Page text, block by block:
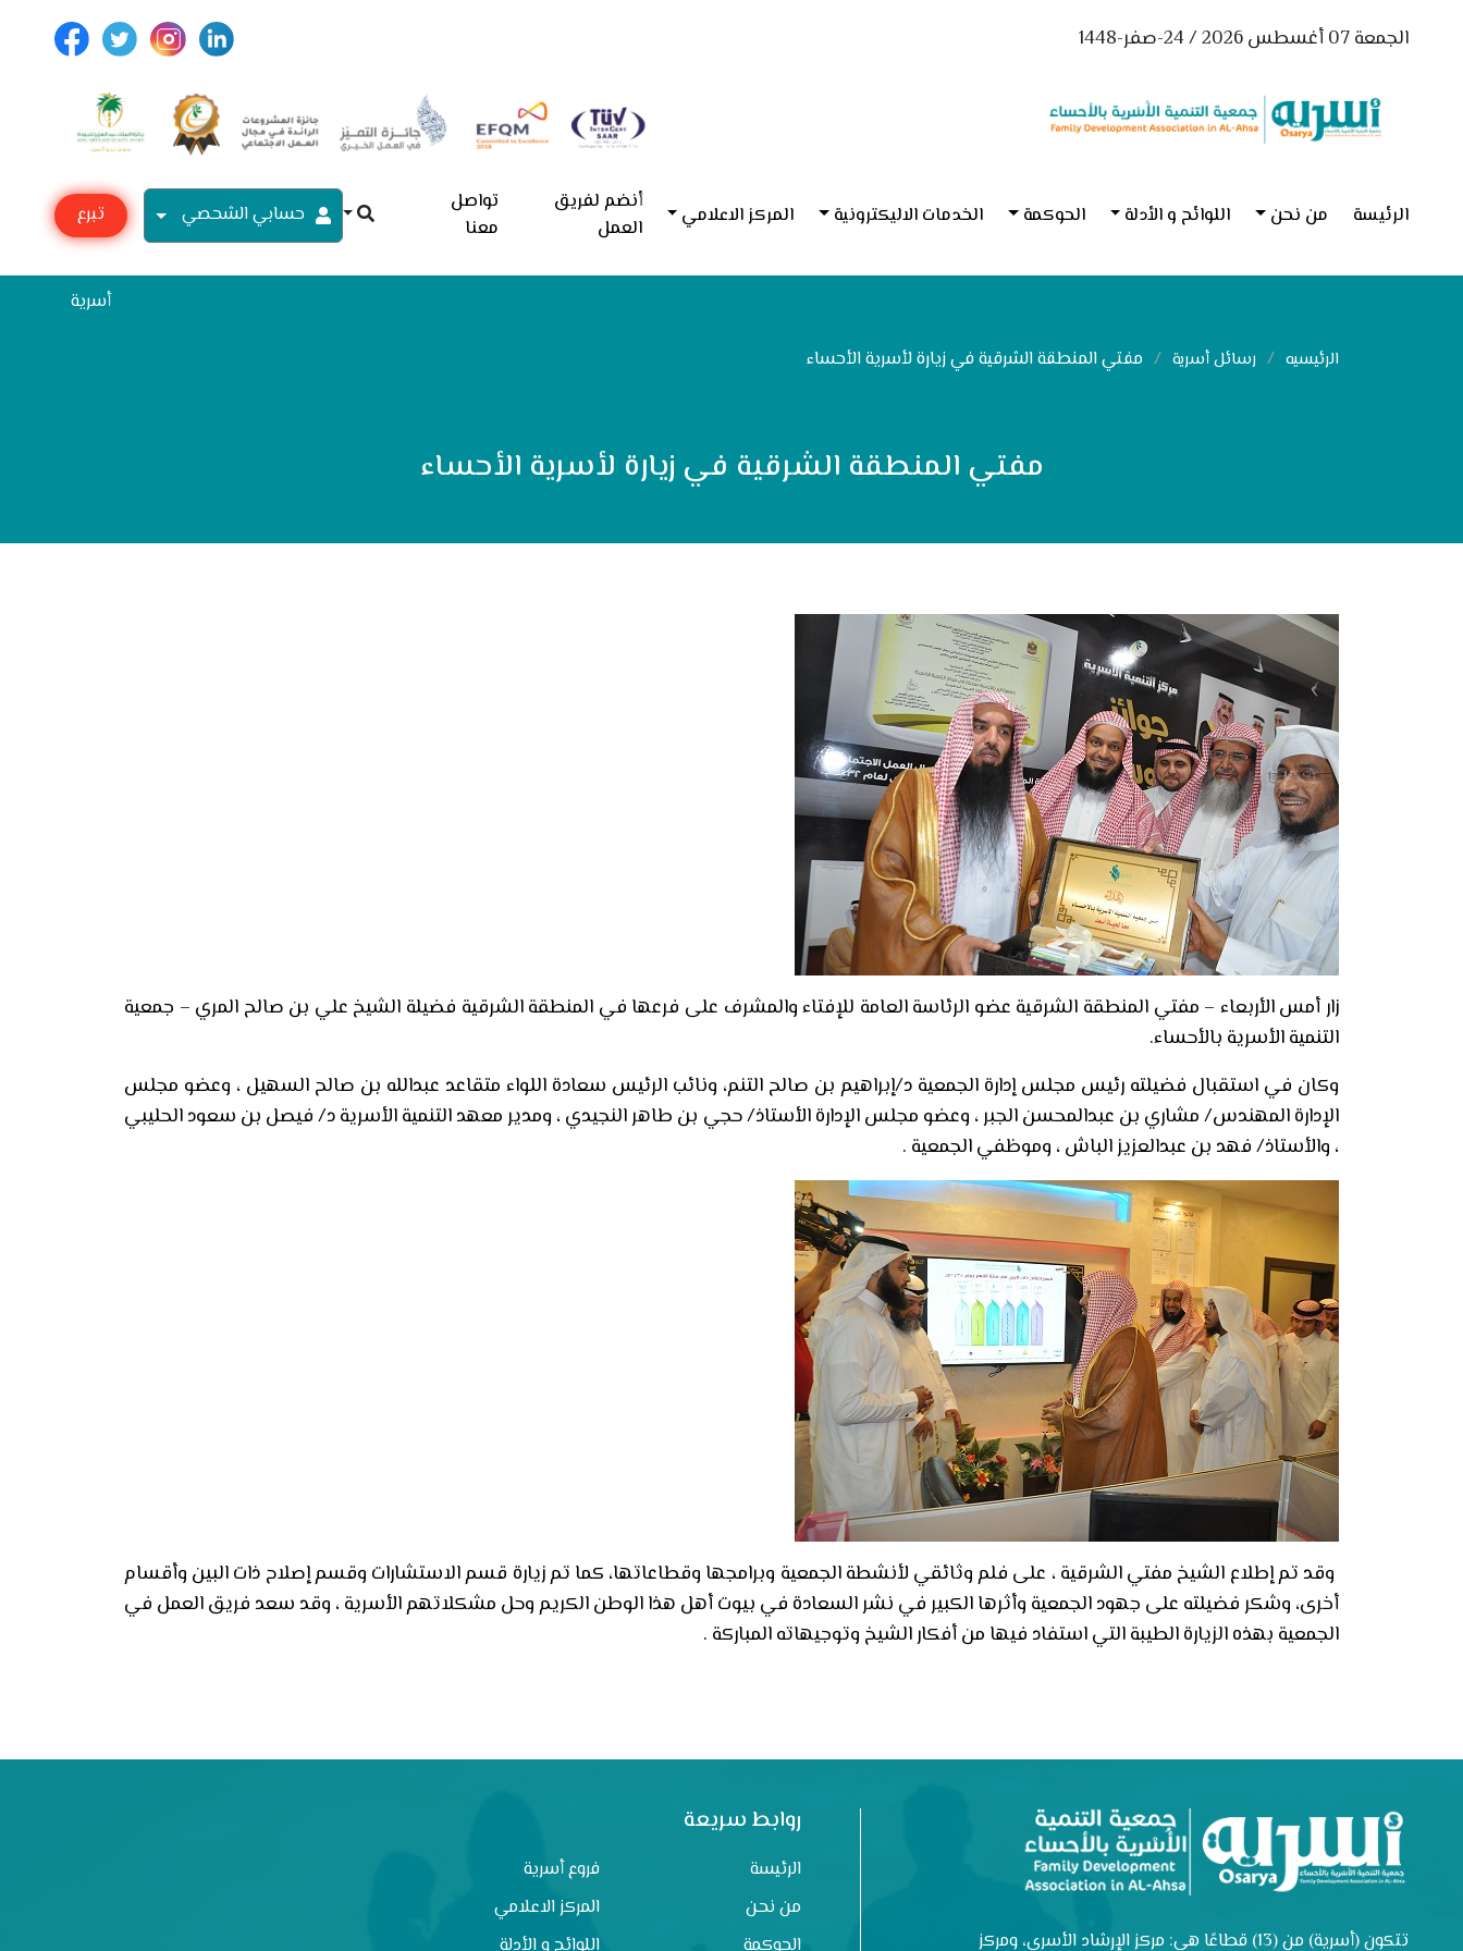
الجمعة 07 أغسطس 2026 / 24-صفر-1448
الرئيسة من نحن اللوائح و الأدلة الحوكمة الخدمات الاليكترونية المركز الاعلامي
أنضم لفريق
العمل
تواصل
معنا
حسابي الشحصي
تبرع
أسرية
الرئيسيه رسائل أسرية مفتي المنطقة الشرقية في زيارة لأسرية الأحساء
مفتي المنطقة الشرقية في زيارة لأسرية الأحساء
زار أمس الأربعاء – مفتي المنطقة الشرقية عضو الرئاسة العامة للإفتاء والمشرف على فرعها في المنطقة الشرقية فضيلة الشيخ علي بن صالح المري – جمعية
التنمية الأسرية بالأحساء.
وكان في استقبال فضيلته رئيس مجلس إدارة الجمعية د/إبراهيم بن صالح التنم، ونائب الرئيس سعادة اللواء متقاعد عبدالله بن صالح السهيل ، وعضو مجلس
الإدارة المهندس/ مشاري بن عبدالمحسن الجبر ، وعضو مجلس الإدارة الأستاذ/ حجي بن طاهر النجيدي ، ومدير معهد التنمية الأسرية د/ فيصل بن سعود الحليبي
، والأستاذ/ فهد بن عبدالعزيز الباش ، وموظفي الجمعية .
وقد تم إطلاع الشيخ مفتي الشرقية ، على فلم وثائقي لأنشطة الجمعية وبرامجها وقطاعاتها، كما تم زيارة قسم الاستشارات وقسم إصلاح ذات البين وأقسام
أخرى، وشكر فضيلته على جهود الجمعية وأثرها الكبير في نشر السعادة في بيوت أهل هذا الوطن الكريم وحل مشكلاتهم الأسرية ، وقد سعد فريق العمل في
الجمعية بهذه الزيارة الطيبة التي استفاد فيها من أفكار الشيخ وتوجيهاته المباركة .
تتكون (أسرية) من (13) قطاعًا هي: مركز الإرشاد الأسري، ومركز
روابط سريعة
الرئيسة
فروع أسرية
من نحن
المركز الاعلامي